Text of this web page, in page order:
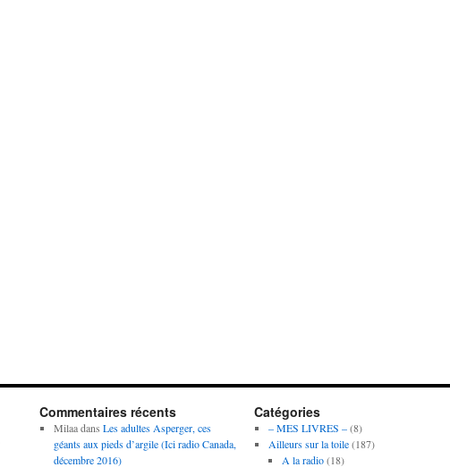
Commentaires récents
Milaadans Les adultes Asperger, ces
géants aux pieds d’argile (Ici radio Canada,
décembre 2016)
Catégories
– MES LIVRES –(8)
Ailleurs sur la toile(187)
A la radio(18)